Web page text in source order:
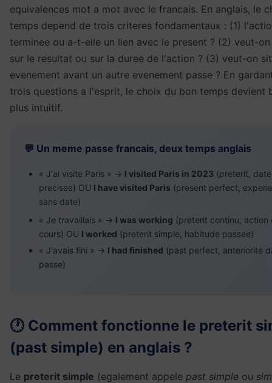
equivalences mot a mot avec le francais. En anglais, le
temps depend de trois criteres fondamentaux : (1)
terminee ou a-t-elle un lien avec le present ? (2) veut-
sur le resultat ou sur la duree de l'action ? (3) veut-on
evenement avant un autre evenement passe ? En
trois questions a l'esprit, le choix du bon temps devient
plus intuitif.
💬 Un meme passe francais, deux temps anglais
« J'ai visite Paris » → I visited Paris in 2023 (preterit, date
precisee) OU I have visited Paris (present perfect,
sans date)
« Je travaillais » → I was working (preterit continu, action
cours) OU I worked (preterit simple, habitude passee)
« J'avais fini » → I had finished (past perfect, anteriorite
passe)
🕐 Comment fonctionne le preterit
(past simple) en anglais ?
Le preterit simple (egalement appele past simple ou